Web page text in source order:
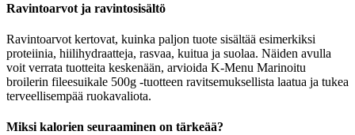
Ravintoarvot ja ravintosisältö
Ravintoarvot kertovat, kuinka paljon tuote sisältää esimerkiksi
proteiinia, hiilihydraatteja, rasvaa, kuitua ja suolaa. Näiden avulla
voit verrata tuotteita keskenään, arvioida K-Menu Marinoitu
broilerin fileesuikale 500g -tuotteen ravitsemuksellista laatua ja tukea
terveellisempää ruokavaliota.
Miksi kalorien seuraaminen on tärkeää?